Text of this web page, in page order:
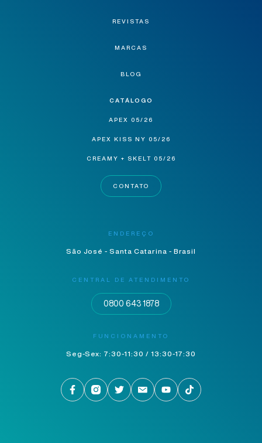
REVISTAS
MARCAS
BLOG
CATÁLOGO
APEX 05/26
APEX KISS NY 05/26
CREAMY + SKELT 05/26
CONTATO
ENDEREÇO
São José - Santa Catarina - Brasil
CENTRAL DE ATENDIMENTO
0800 643 1878
FUNCIONAMENTO
Seg-Sex: 7:30-11:30 / 13:30-17:30